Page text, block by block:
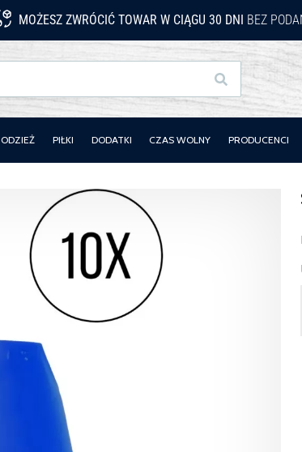
MOŻESZ ZWRÓCIĆ TOWAR W CIĄGU 30 DNI BEZ
Szukaj
ODZIEŻ PIŁKI DODATKI CZAS WOLNY PRODUCENCI